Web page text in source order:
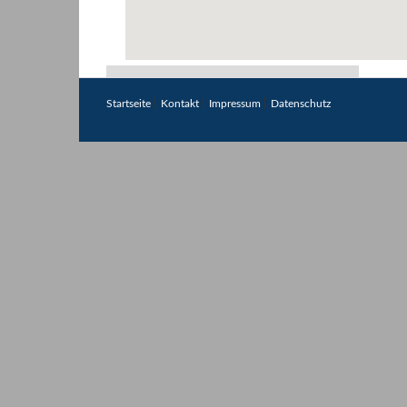
Startseite Kontakt Impressum Datenschutz